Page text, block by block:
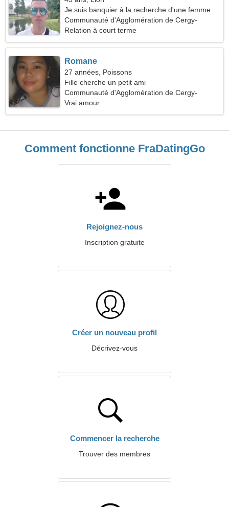
Je suis banquier à la recherche d'une femme
romantique
Communauté d'Agglomération de Cergy-
Pontoise, France
Relation à court terme
Romane
27 années, Poissons
Fille cherche un petit ami
Communauté d'Agglomération de Cergy-
Pontoise, France
Vrai amour
Comment fonctionne FraDatingGo
Rejoignez-nous
Inscription gratuite
Créer un nouveau profil
Décrivez-vous
Commencer la recherche
Trouver des membres